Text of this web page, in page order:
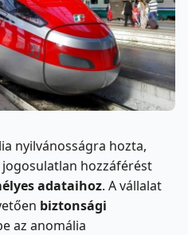
nyilvánosságra hozta,
hozzáférést
adataihoz. A vállalat
biztonsági
az anomália